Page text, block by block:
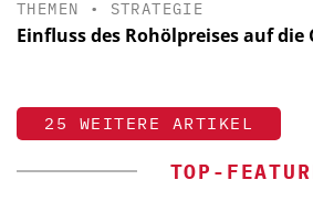
THEMEN • STRATEGIE
Einfluss des Rohölpreises auf
25 WEITERE ARTIKEL
TOP-